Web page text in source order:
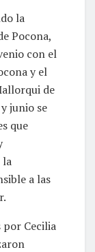
la
Pocona,
con el
y el
de
junio se
que
la
a las
Cecilia